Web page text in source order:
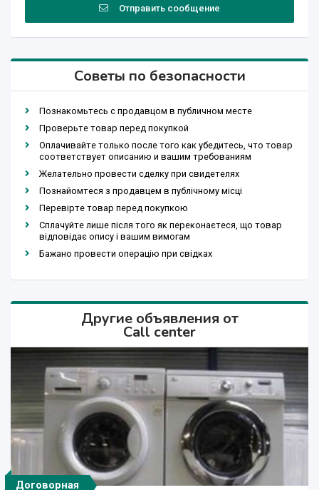
Отправить сообщение
Советы по безопасности
Познакомьтесь с продавцом в публичном месте
Проверьте товар перед покупкой
Оплачивайте только после того как убедитесь, что товар
соответствует описанию и вашим требованиям
Желательно провести сделку при свидетелях
Познайомтеся з продавцем в публічному місці
Перевірте товар перед покупкою
Сплачуйте лише після того як переконаєтеся, що товар
відповідає опису і вашим вимогам
Бажано провести операцію при свідках
Другие объявления от
Call center
Договорная
Договорная
Договорная
Договорная Договорная
Договорная
Договорная
Договорная
Договорная
Договорная